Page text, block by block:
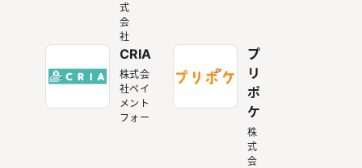
式
会
社
CRIA
株式会
社ペイ
メント
フォー
プ
リ
ポ
ケ
株
式
会